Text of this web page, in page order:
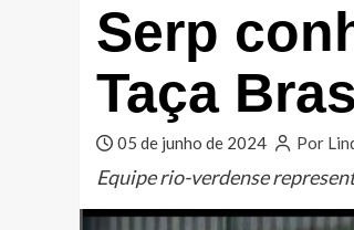
Serp
Taça
05 de junho de 2024 Por
Equipe rio-verdense